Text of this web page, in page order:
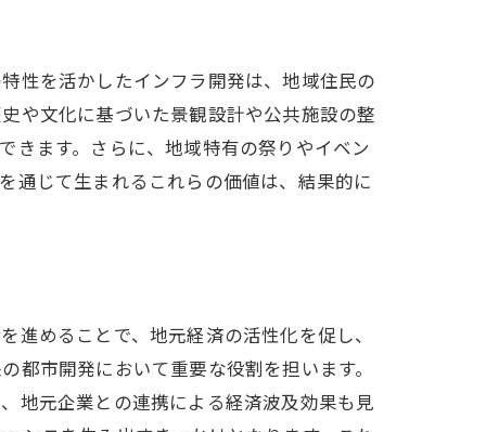
性
性を活かしたインフラ開発は、地域住民の
や文化に基づいた景観設計や公共施設の整
きます。さらに、地域特有の祭りやイベン
通じて生まれるこれらの価値は、結果的に
めることで、地元経済の活性化を促し、
市開発において重要な役割を担います。
地元企業との連携による経済波及効果も見